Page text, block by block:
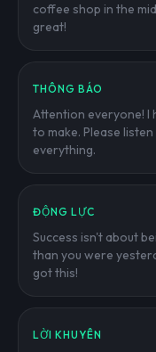
coffee shop in the
great!
THÔNG BÁO
Attention everyone! I
to make. Please
everything.
ĐỘNG LỰC
Success isn't about
than you were
got this!
LỜI KHUYÊN